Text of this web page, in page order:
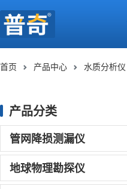
首页 产品中心 水质分析仪
产品分类
管网降损测漏仪
地球物理勘探仪